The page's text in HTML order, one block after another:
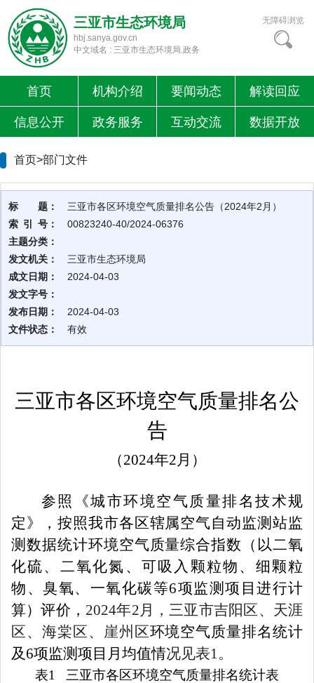
三亚市生态环境局
hbj.sanya.gov.cn
中文域名 : 三亚市生态环境局.政务
无障碍浏览
首页 机构介绍 要闻动态 解读回应
信息公开 政务服务 互动交流 数据开放
首页>部门文件
标 题：
三亚市各区环境空气质量排名公告（2024年2月）
索 引 号：
00823240-40/2024-06376
主题分类：
发文机关：
三亚市生态环境局
成文日期：
2024-04-03
发文字号：
发布日期：
2024-04-03
文件状态：
有效
三亚市各区环境空气质量排名公
告
（2024年2月）
参照《城市环境空气质量排名技术规
定》，按照我市各区辖属空气自动监测站监
测数据统计环境空气质量综合指数（以二氧
化硫、二氧化氮、可吸入颗粒物、细颗粒
物、臭氧、一氧化碳等6项监测项目进行计
算）评价， 2024年2 月，三亚市吉阳区、天涯
区、海棠区、崖州区环境空气质量排名统计
及 6项监测项目月均值情况见表1 。
表1 三亚市各区环境空气质量排名统计表